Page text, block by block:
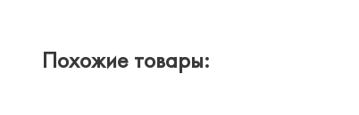
Похожие товары: